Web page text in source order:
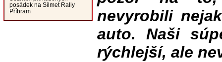
posádek na Silmet Rally
Příbram
nevyrobili
auto. Naši
rýchlejší, ale